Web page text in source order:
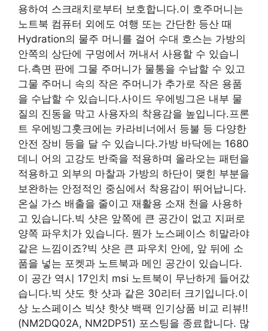
용하여 스크래치로부터 보호합니다.이 호주머니는
노트북 컴퓨터 외에도 여행 또는 간단한 등산 때
Hydration의 물주 머니를 걸어 수대 호스는 가방의
안쪽의 상단에 구멍에서 꺼내서 사용할 수 있습니
다.측면 판에 그물 주머니가 물통을 수납할 수 있고
그물 주머니 속의 작은 주머니가 추가로 작은 용품
을 수납할 수 있습니다.사이드 우에빙그은 내부 물
질의 진동을 막고 사용자의 착용감을 높입니다.프론
트 우에빙그훗크에는 카라비너에서 등불 등 다양한
안전 장비 등을 달 수 있습니다.가방 바닥에는 1680
데니 어의 고강도 반죽을 적용하며 올라오는 패턴을
적용하고 외부의 마찰과 가방의 하단이 맺힌 부분을
보완하는 안정적인 중심에서 착용감이 뛰어납니다.
온실 가스 배출을 줄이고 재활용 소재 천을 사용하
고 있습니다.빅 샷은 앞쪽에 큰 공간이 없고 지퍼로
양쪽 파우치가 있습니다. 뭔가 노스페이스 히말라야
같은 느낌이죠?빅 샷은 큰 파우치 안에, 앞 뒤에 소
품을 넣는 포켓과 노트북과 메인 공간이 있습니다.
이 공간 역시 17인치 msi 노트북이 무난하게 들어갔
습니다.빅 샷도 핫 샷과 같은 30리터 크기입니다.이
상 노스페이스 빅샷 핫샷 백팩 인기상품 비교 리뷰!!
(NM2DQ02A, NM2DP51) 포스팅을 종료합니다. 많